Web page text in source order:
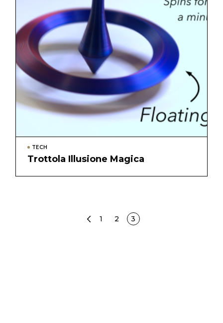
TECH
Trottola Illusione Magica
1 2 3